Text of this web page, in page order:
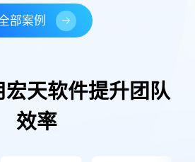
部案例
天软件提升团队
效率